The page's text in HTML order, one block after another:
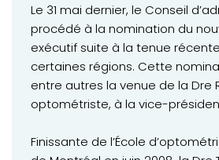
Le 31 mai dernier, le Conseil
procédé à la nomination du
exécutif suite à la tenue
certaines régions. Cette
entre autres la venue de la Dre
optométriste, à la vice-
Finissante de l’École